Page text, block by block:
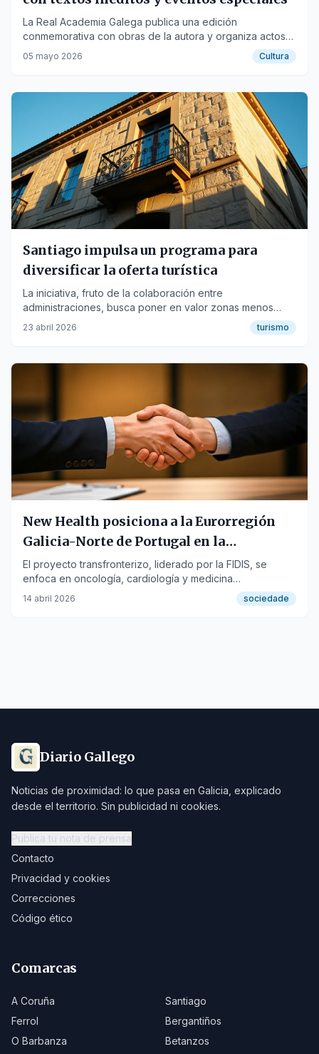
La Real Academia Galega publica una edición
conmemorativa con obras de la autora y organiza actos
en Santiago y Vigo.
05 mayo 2026 Cultura
Santiago impulsa un programa para
diversificar la oferta turística
La iniciativa, fruto de la colaboración entre
administraciones, busca poner en valor zonas menos
conocidas de la ciudad.
23 abril 2026 turismo
New Health posiciona a la Eurorregión
Galicia-Norte de Portugal en la
vanguardia sanitaria
El proyecto transfronterizo, liderado por la FIDIS, se
enfoca en oncología, cardiología y medicina
personalizada con casi siete millones de euros.
14 abril 2026 sociedade
Diario Gallego
Noticias de proximidad: lo que pasa en Galicia, explicado
desde el territorio. Sin publicidad ni cookies.
Publica tu nota de prensa
Contacto
Privacidad y cookies
Correcciones
Código ético
Comarcas
A Coruña
Santiago
Ferrol
Bergantiños
O Barbanza
Betanzos